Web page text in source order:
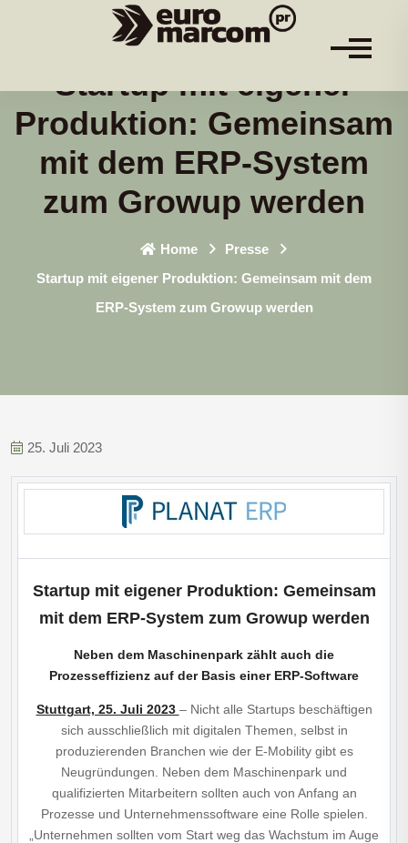
Startup mit eigener
Produktion: Gemeinsam
mit dem ERP-System
zum Growup werden
Home
Presse
Startup mit eigener Produktion: Gemeinsam mit dem
ERP-System zum Growup werden
25. Juli 2023
Startup mit eigener Produktion: Gemeinsam
mit dem ERP-System zum Growup werden
Neben dem Maschinenpark zählt auch die
Prozesseffizienz auf der Basis einer ERP-Software
Stuttgart, 25. Juli 2023 – Nicht alle Startups beschäftigen
sich ausschließlich mit digitalen Themen, selbst in
produzierenden Branchen wie der E-Mobility gibt es
Neugründungen. Neben dem Maschinenpark und
qualifizierten Mitarbeitern sollten auch von Anfang an
Prozesse und Unternehmenssoftware eine Rolle spielen.
„Unternehmen sollten vom Start weg das Wachstum im Auge